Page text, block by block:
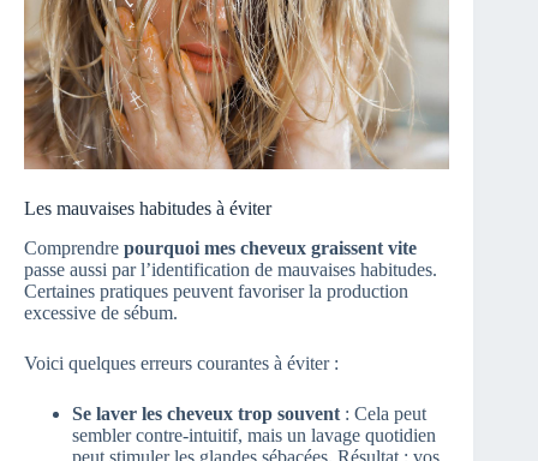
Les mauvaises habitudes à éviter
Comprendre pourquoi mes cheveux graissent vite
passe aussi par l’identification de mauvaises habitudes.
Certaines pratiques peuvent favoriser la production
excessive de sébum.
Voici quelques erreurs courantes à éviter :
Se laver les cheveux trop souvent : Cela peut
sembler contre-intuitif, mais un lavage quotidien
peut stimuler les glandes sébacées. Résultat : vos